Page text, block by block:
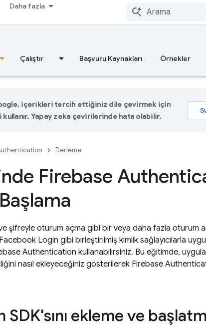
Daha fazla
Çalıştır Başvuru Kaynakları Örnekler
içerikleri tercih ettiğiniz dile çevirmek için
Yapay zeka çevirilerinde hata olabilir.
Derleme
Firebase
ve şifreyle oturum açma gibi bir veya daha fazla oturum
Login gibi birleştirilmiş kimlik sağlayıcılarla
Authentication kullanabilirsiniz. Bu eğitimde,
nasıl ekleyeceğiniz gösterilerek Firebase
SDK'sını ekleme ve